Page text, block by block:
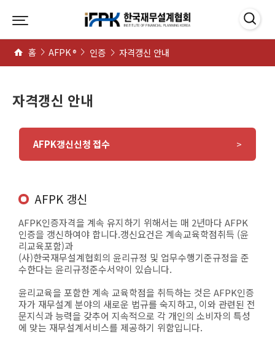
홈 AFPK® 인증 자격갱신 안내
자격갱신 안내
AFPK갱신신청 접수
AFPK 갱신
AFPK인증자격을 계속 유지하기 위해서는 매 2년마다 AFPK
인증을 갱신하여야 합니다.갱신요건은 계속교육학점취득 (윤
리교육포함)과
(사)한국재무설계협회의 윤리규정 및 업무수행기준규정을 준
수한다는 윤리규정준수서약이 있습니다.
윤리교육을 포함한 계속 교육학점을 취득하는 것은 AFPK인증
자가 재무설계 분야의 새로운 법규를 숙지하고, 이와 관련된 전
문지식과 능력을 갖추어 지속적으로 각 개인의 소비자의 특성
에 맞는 재무설계서비스를 제공하기 위함입니다.